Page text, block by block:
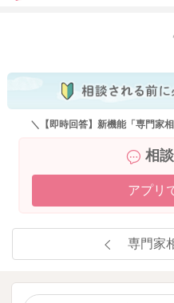
もっ
＼【即時回答】新機能「専門家
相
アプリ
専門家